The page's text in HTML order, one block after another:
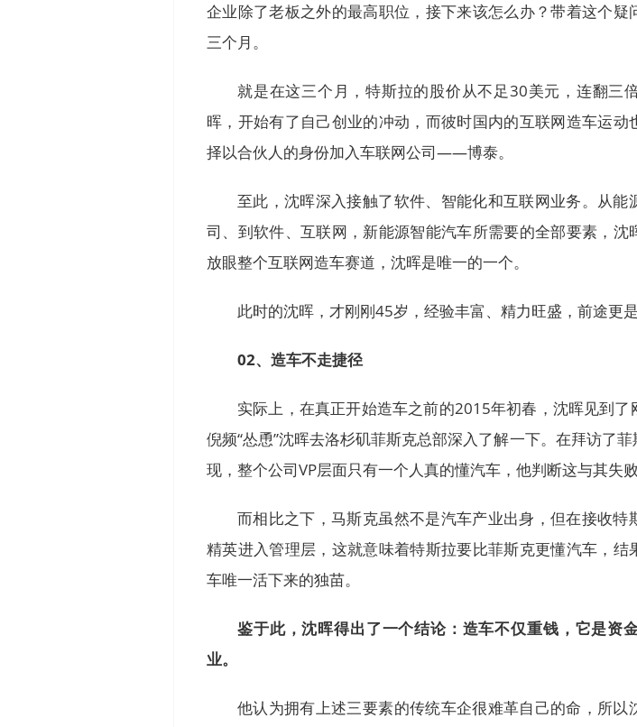
企业除了老板之外的最高职位，接下来该怎么办？带着这个疑
三个月。
就是在这三个月，特斯拉的股价从不足30美元，连翻三
晖，开始有了自己创业的冲动，而彼时国内的互联网造车运
择以合伙人的身份加入车联网公司——博泰。
至此，沈晖深入接触了软件、智能化和互联网业务。从能
司、到软件、互联网，新能源智能汽车所需要的全部要素，沈
放眼整个互联网造车赛道，沈晖是唯一的一个。
此时的沈晖，才刚刚45岁，经验丰富、精力旺盛，前途更是
02、造车不走捷径
实际上，在真正开始造车之前的2015年初春，沈晖见到了
倪频“怂恿”沈晖去洛杉矶菲斯克总部深入了解一下。在拜访了
现，整个公司VP层面只有一个人真的懂汽车，他判断这与其失
而相比之下，马斯克虽然不是汽车产业出身，但在接收特
精英进入管理层，这就意味着特斯拉要比菲斯克更懂汽车，
车唯一活下来的独苗。
鉴于此，沈晖得出了一个结论：造车不仅重钱，它是资
业。
他认为拥有上述三要素的传统车企很难革自己的命，所以